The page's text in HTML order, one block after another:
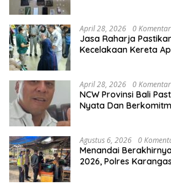
April 28, 2026 0 Komentar
Jasa Raharja
Kecelakaan Kereta
April 28, 2026 0 Komentar
NCW Provinsi Bali
Nyata Dan
Agustus 6, 2026 0
Menandai
2026, Polres